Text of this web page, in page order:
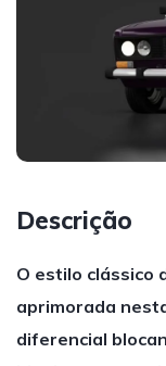
Descrição
O estilo clássico
aprimorada
diferencial